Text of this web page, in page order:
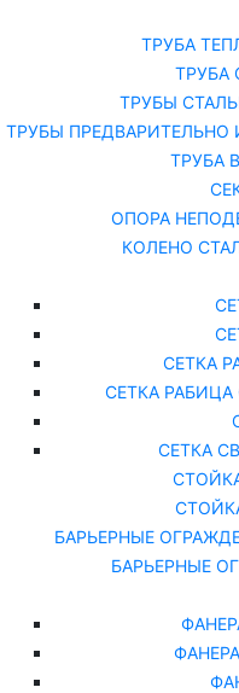
ТРУБА
ТРУБА
ТРУБЫ
ТРУБЫ
ТРУБА
ОПОРА
КОЛЕНО
СЕТКА
СЕТКА
СЕТКА
БАРЬЕРНЫЕ
БАРЬЕРНЫЕ